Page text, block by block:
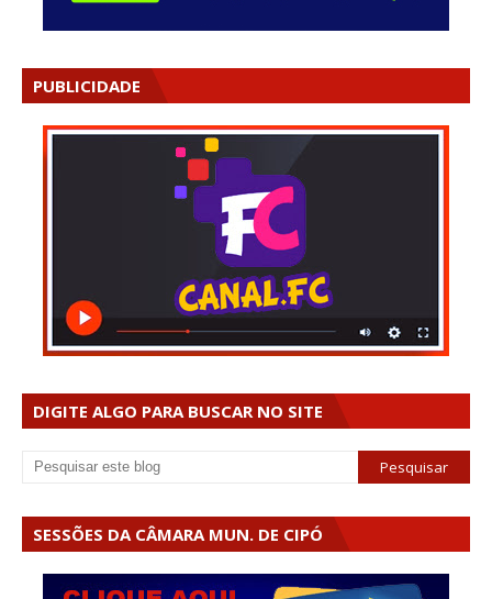
PUBLICIDADE
DIGITE ALGO PARA BUSCAR NO SITE
SESSÕES DA CÂMARA MUN. DE CIPÓ